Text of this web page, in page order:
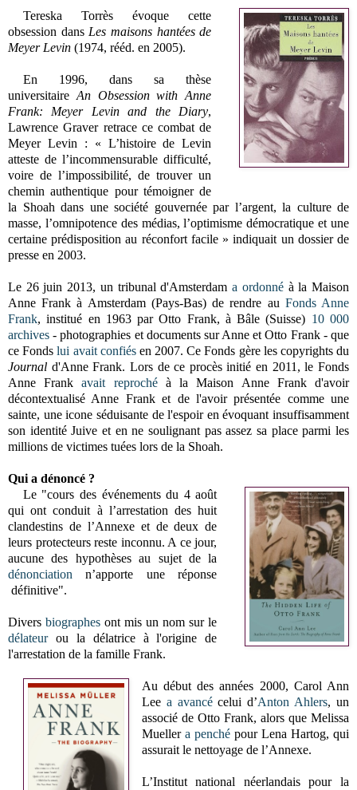
Tereska Torrès évoque cette
obsession dans Les maisons hantées de
Meyer Levin (1974, rééd. en 2005).
En 1996, dans sa thèse
universitaire An Obsession with Anne
Frank: Meyer Levin and the Diary,
Lawrence Graver retrace ce combat de
Meyer Levin : « L’histoire de Levin
atteste de l’incommensurable difficulté,
voire de l’impossibilité, de trouver un
chemin authentique pour témoigner de
la Shoah dans une société gouvernée par l’argent, la culture de
masse, l’omnipotence des médias, l’optimisme démocratique et une
certaine prédisposition au réconfort facile » indiquait un dossier de
presse en 2003.
Le 26 juin 2013, un tribunal d'Amsterdama ordonnéà la Maison
Anne Frank à Amsterdam (Pays-Bas) de rendre au Fonds Anne
Frank, institué en 1963 par Otto Frank, à Bâle (Suisse) 10 000
archives - photographies et documents sur Anne et Otto Frank - que
ce Fondslui avait confiésen 2007. Ce Fonds gère les copyrights du
Journal d'Anne Frank. Lors de ce procès initié en 2011, le Fonds
Anne Frankavait reprochéà la Maison Anne Frank d'avoir
décontextualisé Anne Frank et de l'avoir présentée comme une
sainte, une icone séduisante de l'espoir en évoquant insuffisamment
son identité Juive et en ne soulignant pas assez sa place parmi les
millions de victimes tuées lors de la Shoah.
Qui a dénoncé ?
Le "cours des événements du 4 août
qui ont conduit à l’arrestation des huit
clandestins de l’Annexe et de deux de
leurs protecteurs reste inconnu. A ce jour,
aucune des hypothèses au sujet de la
dénonciation n’apporte une réponse
définitive".
Diversbiographes ont mis un nom sur le
délateurou la délatrice à l'origine de
l'arrestation de la famille Frank.
Au début des années 2000, Carol Ann
Lee a avancécelui d’Anton Ahlers, un
associé de Otto Frank, alors que Melissa
Mueller a penchépour Lena Hartog, qui
assurait le nettoyage de l’Annexe.
L’Institut national néerlandais pour la